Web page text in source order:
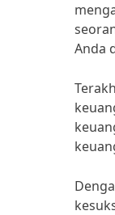
Anda